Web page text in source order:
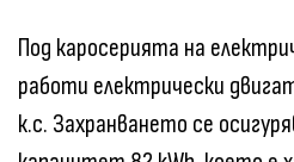
Под каросерията на
работи електрически
к.с. Захранването се